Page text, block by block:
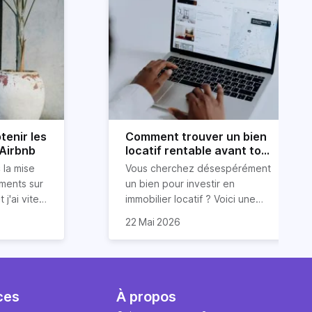
les
mise
sur
j'ai vite
Comment trouver un bien
locatif rentable avant tout
le monde ?
Vous cherchez désespérément
un bien pour investir en
immobilier locatif ? Voici une
monde. Et cerise sur le gâteau :
et d’argent !
22 Mai 2026
À propos